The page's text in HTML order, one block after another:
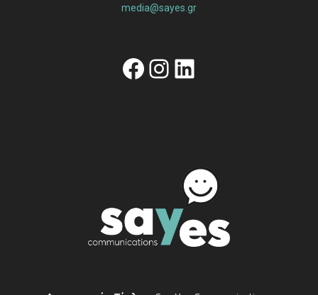
media@sayes.gr
Facebook
Instagram
Linkedin